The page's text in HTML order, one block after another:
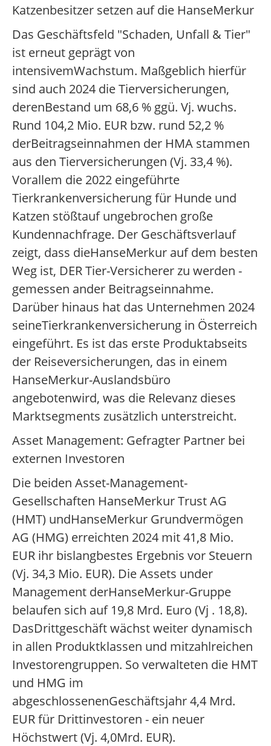
Katzenbesitzer setzen auf die HanseMerkur
Das Geschäftsfeld "Schaden, Unfall & Tier"
ist erneut geprägt von
intensivemWachstum. Maßgeblich hierfür
sind auch 2024 die Tierversicherungen,
derenBestand um 68,6 % ggü. Vj. wuchs.
Rund 104,2 Mio. EUR bzw. rund 52,2 %
derBeitragseinnahmen der HMA stammen
aus den Tierversicherungen (Vj. 33,4 %).
Vorallem die 2022 eingeführte
Tierkrankenversicherung für Hunde und
Katzen stößtauf ungebrochen große
Kundennachfrage. Der Geschäftsverlauf
zeigt, dass dieHanseMerkur auf dem besten
Weg ist, DER Tier-Versicherer zu werden -
gemessen ander Beitragseinnahme.
Darüber hinaus hat das Unternehmen 2024
seineTierkrankenversicherung in Österreich
eingeführt. Es ist das erste Produktabseits
der Reiseversicherungen, das in einem
HanseMerkur-Auslandsbüro
angebotenwird, was die Relevanz dieses
Marktsegments zusätzlich unterstreicht.
Asset Management: Gefragter Partner bei
externen Investoren
Die beiden Asset-Management-
Gesellschaften HanseMerkur Trust AG
(HMT) undHanseMerkur Grundvermögen
AG (HMG) erreichten 2024 mit 41,8 Mio.
EUR ihr bislangbestes Ergebnis vor Steuern
(Vj. 34,3 Mio. EUR). Die Assets under
Management derHanseMerkur-Gruppe
belaufen sich auf 19,8 Mrd. Euro (Vj . 18,8).
DasDrittgeschäft wächst weiter dynamisch
in allen Produktklassen und mitzahlreichen
Investorengruppen. So verwalteten die HMT
und HMG im
abgeschlossenenGeschäftsjahr 4,4 Mrd.
EUR für Drittinvestoren - ein neuer
Höchstwert (Vj. 4,0Mrd. EUR).